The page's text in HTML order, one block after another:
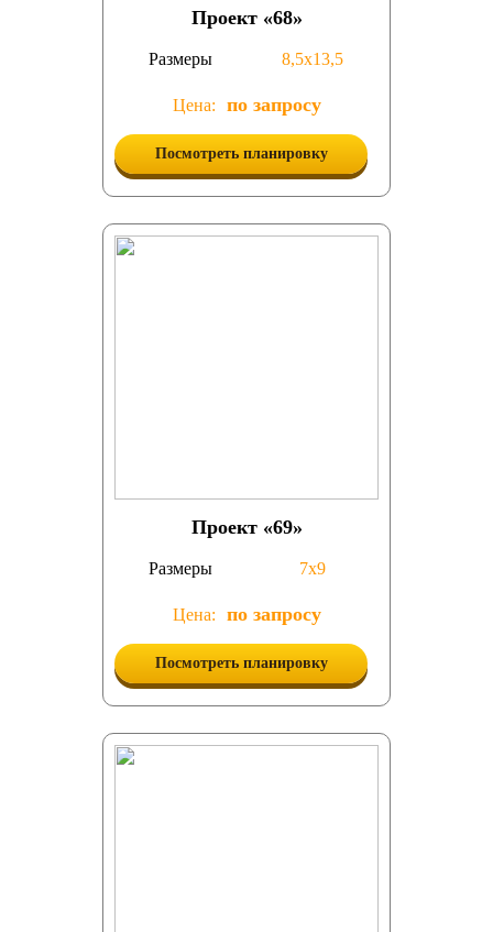
Проект «68»
Размеры 8,5х13,5
Цена: по запросу
Посмотреть планировку
Проект «69»
Размеры 7х9
Цена: по запросу
Посмотреть планировку